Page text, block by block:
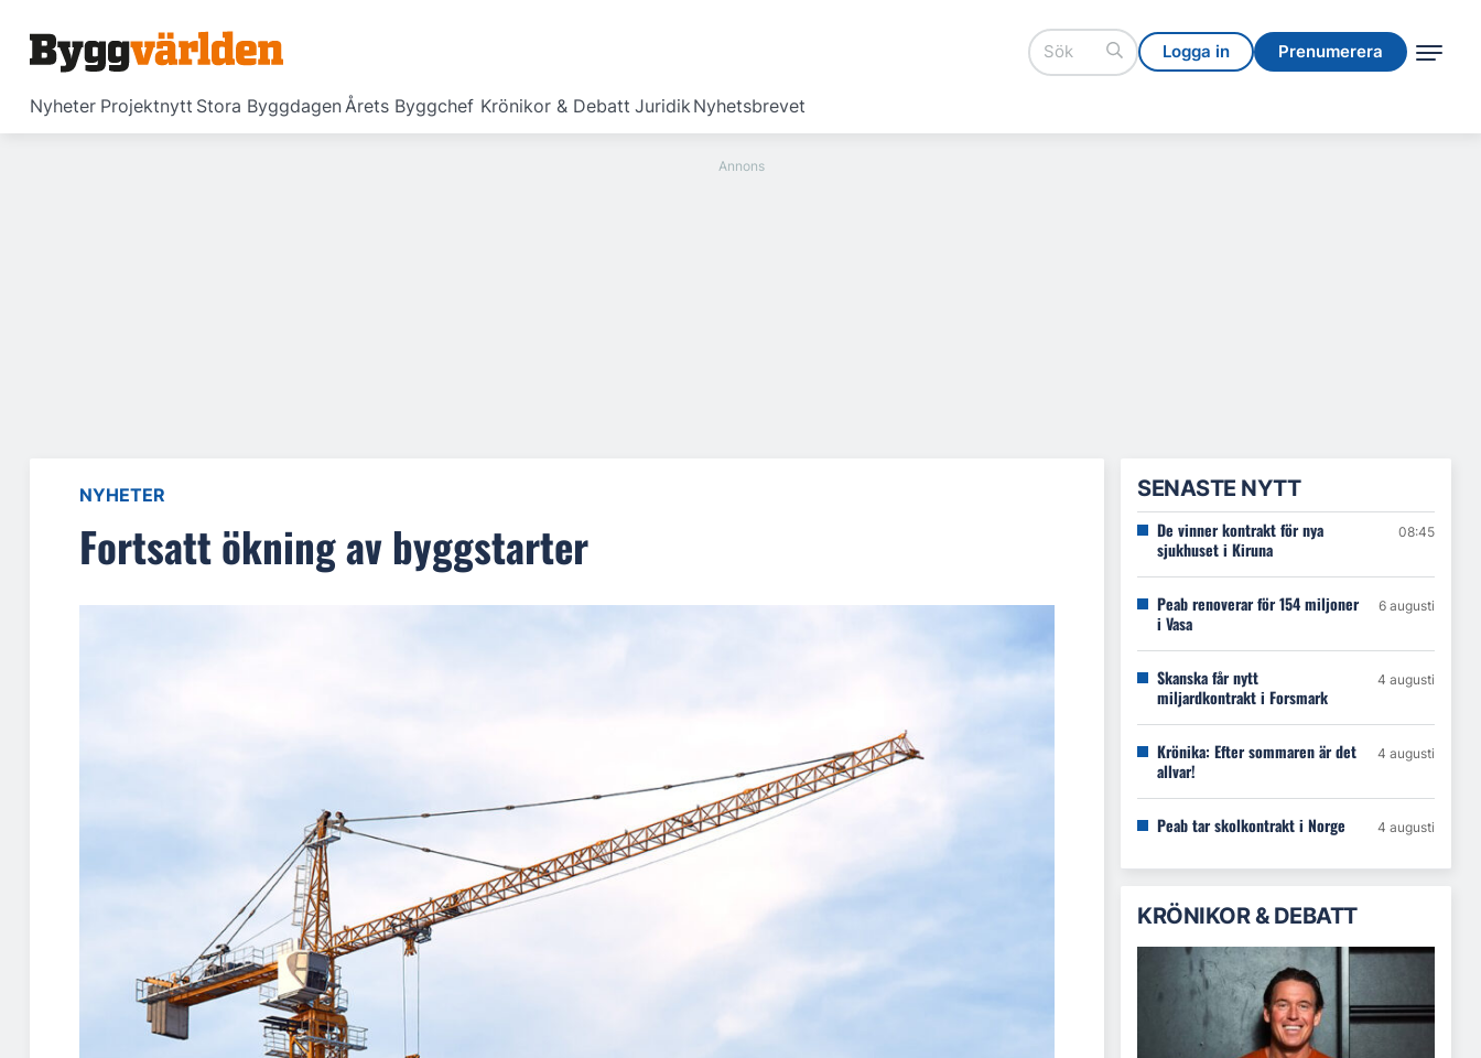
Logga in Prenumerera
Nyheter Projektnytt Stora ByggdagenÅrets Byggchef Krönikor & Debatt JuridikNyhetsbrevet
Logga in Prenumerera
NYHETER
Fortsatt ökning av byggstarter
SENASTE NYTT
De vinner kontrakt för nya
sjukhuset i Kiruna
08:45
Peab renoverar för 154 miljoner
i Vasa
6 augusti
Skanska får nytt
miljardkontrakt i Forsmark
4 augusti
Krönika: Efter sommaren är det
allvar!
4 augusti
Peab tar skolkontrakt i Norge 4 augusti
KRÖNIKOR & DEBATT